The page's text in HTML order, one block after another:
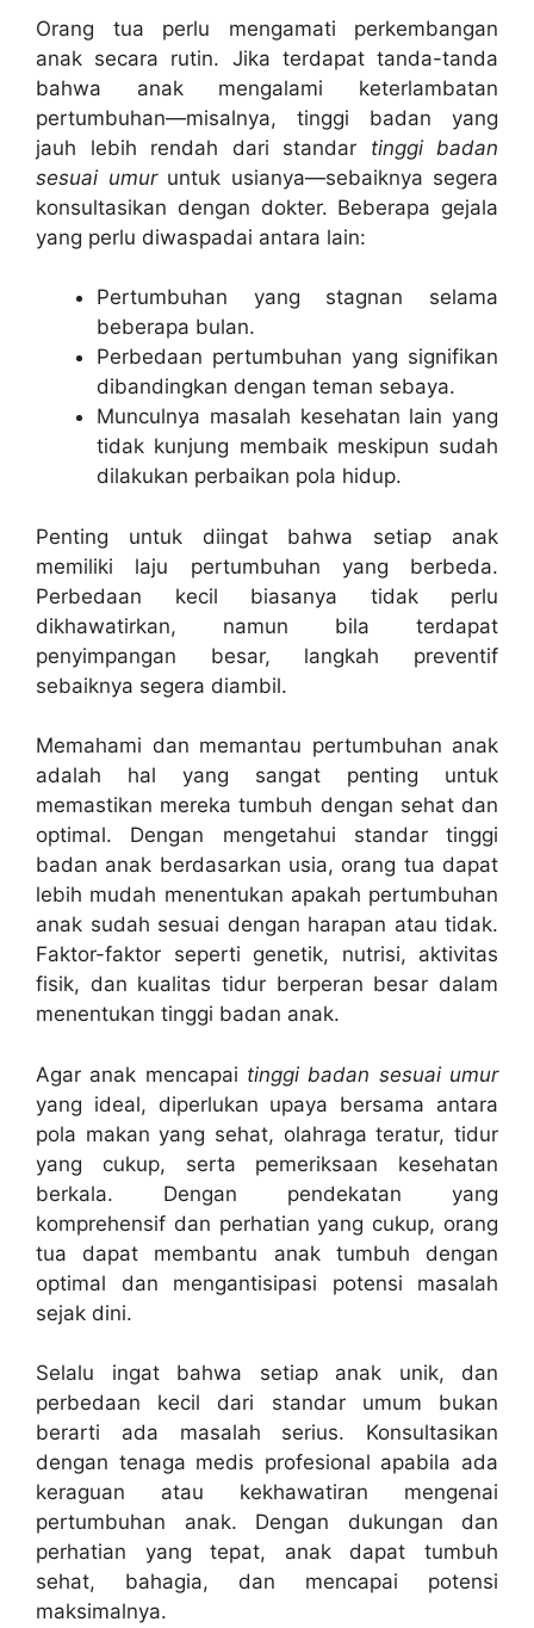
Orang tua perlu mengamati perkembangan
anak secara rutin. Jika terdapat tanda-tanda
bahwa anak mengalami keterlambatan
pertumbuhan—misalnya, tinggi badan yang
jauh lebih rendah dari standar tinggi badan
sesuai umuruntuk usianya—sebaiknya segera
konsultasikan dengan dokter. Beberapa gejala
yang perlu diwaspadai antara lain:
Pertumbuhan yang stagnan selama
beberapa bulan.
Perbedaan pertumbuhan yang signifikan
dibandingkan dengan teman sebaya.
Munculnya masalah kesehatan lain yang
tidak kunjung membaik meskipun sudah
dilakukan perbaikan pola hidup.
Penting untuk diingat bahwa setiap anak
memiliki laju pertumbuhan yang berbeda.
Perbedaan kecil biasanya tidak perlu
dikhawatirkan, namun bila terdapat
penyimpangan besar, langkah preventif
sebaiknya segera diambil.
Memahami dan memantau pertumbuhan anak
adalah hal yang sangat penting untuk
memastikan mereka tumbuh dengan sehat dan
optimal. Dengan mengetahui standar tinggi
badan anak berdasarkan usia, orang tua dapat
lebih mudah menentukan apakah pertumbuhan
anak sudah sesuai dengan harapan atau tidak.
Faktor-faktor seperti genetik, nutrisi, aktivitas
fisik, dan kualitas tidur berperan besar dalam
menentukan tinggi badan anak.
Agar anak mencapai tinggi badan sesuai umur
yang ideal, diperlukan upaya bersama antara
pola makan yang sehat, olahraga teratur, tidur
yang cukup, serta pemeriksaan kesehatan
berkala. Dengan pendekatan yang
komprehensif dan perhatian yang cukup, orang
tua dapat membantu anak tumbuh dengan
optimal dan mengantisipasi potensi masalah
sejak dini.
Selalu ingat bahwa setiap anak unik, dan
perbedaan kecil dari standar umum bukan
berarti ada masalah serius. Konsultasikan
dengan tenaga medis profesional apabila ada
keraguan atau kekhawatiran mengenai
pertumbuhan anak. Dengan dukungan dan
perhatian yang tepat, anak dapat tumbuh
sehat, bahagia, dan mencapai potensi
maksimalnya.